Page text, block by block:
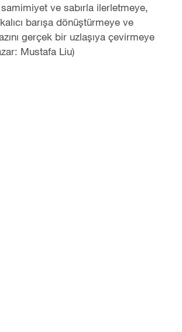
ve sabırla ilerletmeye,
barışa dönüştürmeye ve
gerçek bir uzlaşıya çevirmeye
Mustafa Liu)